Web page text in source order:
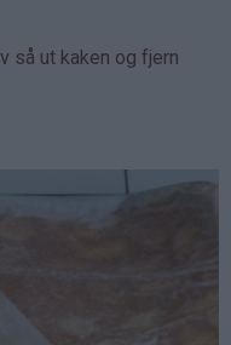
så ut kaken og fjern